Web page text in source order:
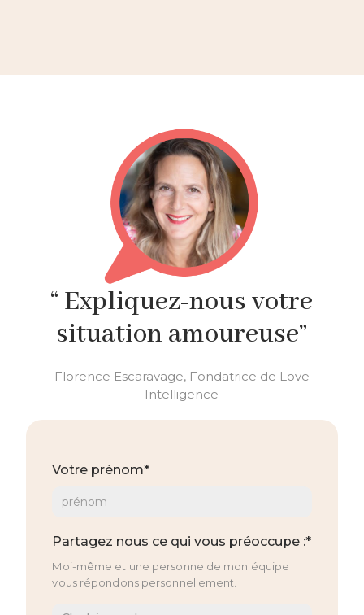
“ Expliquez-nous votre
situation amoureuse”
Florence Escaravage, Fondatrice de Love
Intelligence
Votre prénom*
Partagez nous ce qui vous préoccupe :*
Moi-même et une personne de mon équipe
vous répondons personnellement.